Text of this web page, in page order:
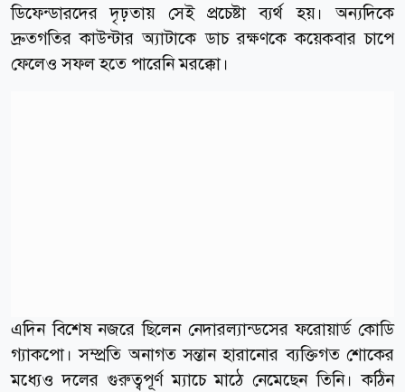
ডিফেন্ডারদের দৃঢ়তায় সেই প্রচেষ্টা ব্যর্থ হয়। অন্যদিকে
দ্রুতগতির কাউন্টার অ্যাটাকে ডাচ রক্ষণকে কয়েকবার চাপে
ফেলেও সফল হতে পারেনি মরক্কো।
এদিন বিশেষ নজরে ছিলেন নেদারল্যান্ডসের ফরোয়ার্ড কোডি
গ্যাকপো। সম্প্রতি অনাগত সন্তান হারানোর ব্যক্তিগত শোকের
মধ্যেও দলের গুরুত্বপূর্ণ ম্যাচে মাঠে নেমেছেন তিনি। কঠিন